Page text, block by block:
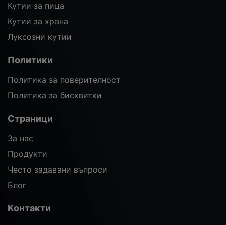
Кутии за пица
Кутии за храна
Луксозни кутии
Политики
Политика за поверителност
Политика за бисквитки
Страници
За нас
Продукти
Често задавани въпроси
Блог
Контакти